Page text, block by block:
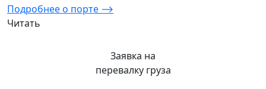
Подробнее о порте ⟶
Читать
Заявка на
перевалку груза